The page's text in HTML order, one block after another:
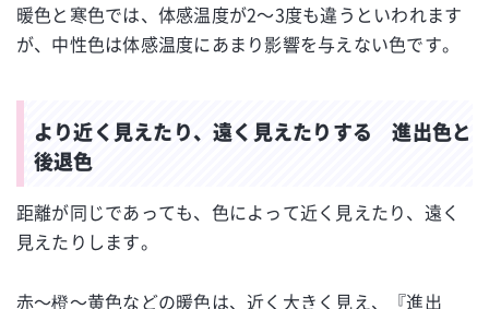
暖色と寒色では、体感温度が2～3度も違うといわれます
が、中性色は体感温度にあまり影響を与えない色です。
より近く見えたり、遠く見えたりする 進出色と
後退色
距離が同じであっても、色によって近く見えたり、遠く
見えたりします。
赤～橙～黄色などの暖色は、近く大きく見え、『進出